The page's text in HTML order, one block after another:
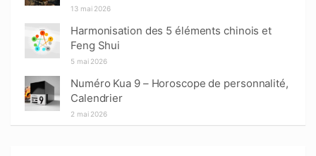
13 mai 2026
Harmonisation des 5 éléments chinois et
Feng Shui
5 mai 2026
Numéro Kua 9 – Horoscope de personnalité,
Calendrier
2 mai 2026